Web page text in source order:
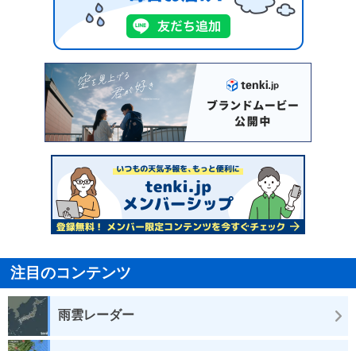
注目のコンテンツ
雨雲レーダー